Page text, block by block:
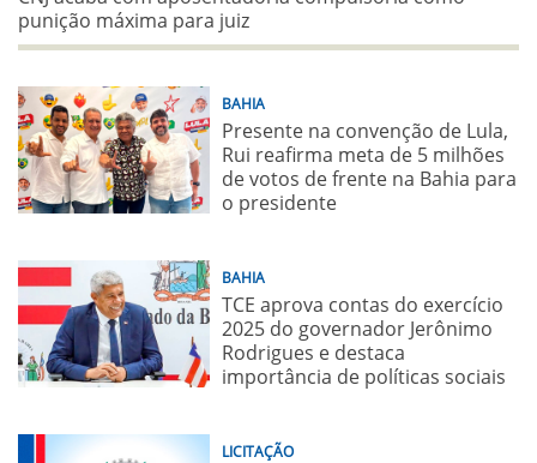
punição máxima para juiz
BAHIA
Presente na convenção de Lula,
Rui reafirma meta de 5 milhões
de votos de frente na Bahia para
o presidente
BAHIA
TCE aprova contas do exercício
2025 do governador Jerônimo
Rodrigues e destaca
importância de políticas sociais
LICITAÇÃO